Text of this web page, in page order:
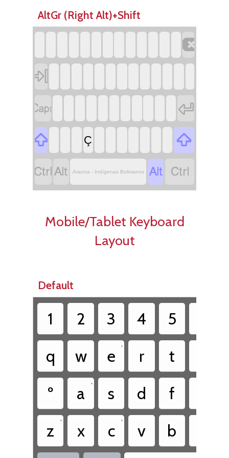
AltGr (Right Alt)+Shift





Ç

 Araona - Indígenas Bolivianos  
Mobile/Tablet Keyboard
Layout
Default
1 2 3 4 5
q
w e
•
r t
º
a
•
s d f
z
•
x c
•
v b